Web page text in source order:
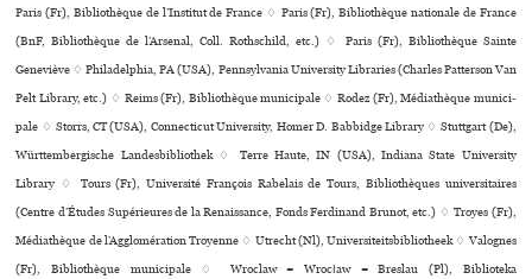
Paris (Fr), Bibliothèque de l’Institut de France ♢ Paris (Fr), Bibliothèque nationale de France
(BnF, Bibliothèque de l’Arsenal, Coll. Rothschild, etc.) ♢ Paris (Fr), Bibliothèque Sainte
Geneviève ♢ Philadelphia, PA (USA), Pennsylvania University Libraries (Charles Patterson Van
Pelt Library, etc.) ♢ Reims (Fr), Bibliothèque muni­ci­pale ♢ Rodez (Fr), Médiathèque muni­ci­
pale ♢ Storrs, CT (USA), Connecticut University, Homer D. Babbidge Library ♢ Stuttgart (De),
Württembergische Landesbibliothek ♢ Terre Haute, IN (USA), Indiana State University
Library ♢ Tours (Fr), Université François Rabelais de Tours, Bibliothèques uni­ver­si­tai­res
(Centre d’Études Supérieures de la Renaissance, Fonds Ferdinand Brunot, etc.) ♢ Troyes (Fr),
Médiathèque de l’Agglomération Troyenne ♢ Utrecht (Nl), Universiteitsbibliotheek ♢ Valognes
(Fr), Bibliothèque muni­ci­pale ♢ Wroclaw = Wrocław = Breslau (Pl), Biblioteka